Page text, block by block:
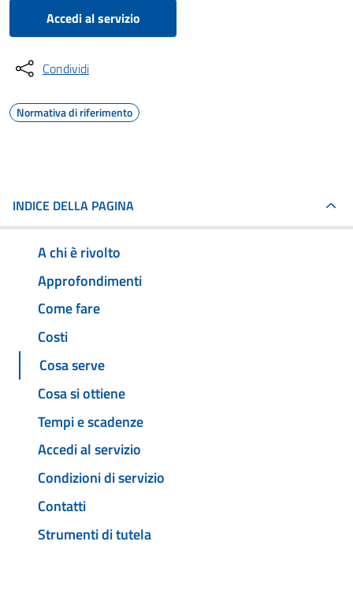
Accedi al servizio
Condividi
Normativa di riferimento
INDICE DELLA PAGINA
A chi è rivolto
Approfondimenti
Come fare
Costi
Cosa serve
Cosa si ottiene
Tempi e scadenze
Accedi al servizio
Condizioni di servizio
Contatti
Strumenti di tutela